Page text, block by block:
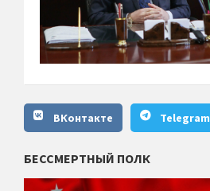
ВКонтакте Telegram
БЕССМЕРТНЫЙ ПОЛК